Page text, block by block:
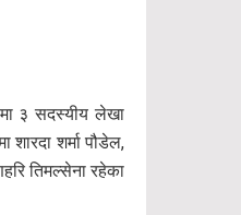
३ सदस्यीय लेखा
शारदा शर्मा पौडेल,
तिमल्सेना रहेका